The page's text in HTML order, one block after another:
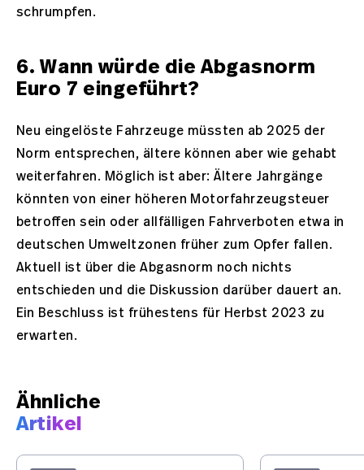
schrumpfen.
6. Wann würde die Abgasnorm
Euro 7 eingeführt?
Neu eingelöste Fahrzeuge müssten ab 2025 der
Norm entsprechen, ältere können aber wie gehabt
weiterfahren. Möglich ist aber: Ältere Jahrgänge
könnten von einer höheren Motorfahrzeugsteuer
betroffen sein oder allfälligen Fahrverboten etwa in
deutschen Umweltzonen früher zum Opfer fallen.
Aktuell ist über die Abgasnorm noch nichts
entschieden und die Diskussion darüber dauert an.
Ein Beschluss ist frühestens für Herbst 2023 zu
erwarten.
Ähnliche
Artikel